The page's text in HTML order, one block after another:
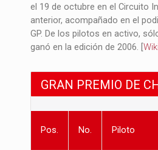
el 19 de octubre en el Circuito
anterior, acompañado en el
GP. De los pilotos en activo,
ganó en la edición de 2006. [
GRAN PREMIO DE
Pos. No. Piloto